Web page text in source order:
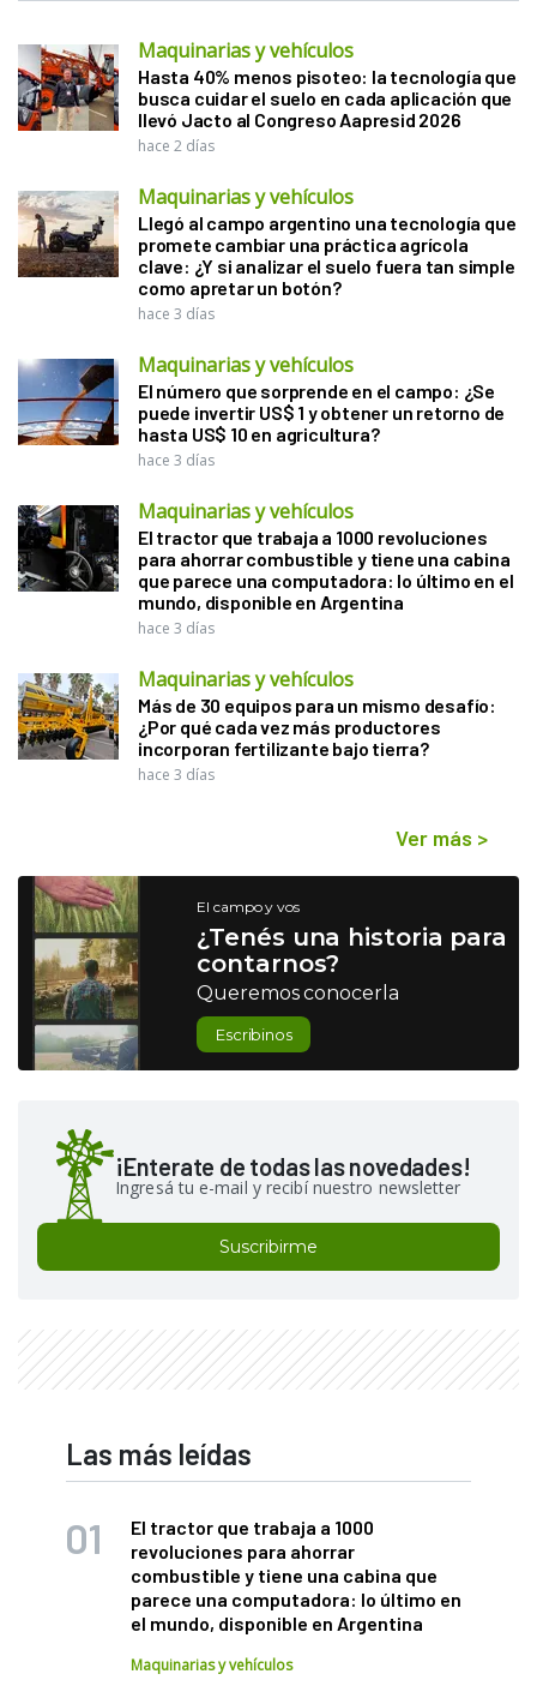
Maquinarias y vehículos
Hasta 40% menos pisoteo: la tecnología que
busca cuidar el suelo en cada aplicación que
llevó Jacto al Congreso Aapresid 2026
hace 2 días
Maquinarias y vehículos
Llegó al campo argentino una tecnología que
promete cambiar una práctica agrícola
clave: ¿Y si analizar el suelo fuera tan simple
como apretar un botón?
hace 3 días
Maquinarias y vehículos
El número que sorprende en el campo: ¿Se
puede invertir US$ 1 y obtener un retorno de
hasta US$ 10 en agricultura?
hace 3 días
Maquinarias y vehículos
El tractor que trabaja a 1000 revoluciones
para ahorrar combustible y tiene una cabina
que parece una computadora: lo último en el
mundo, disponible en Argentina
hace 3 días
Maquinarias y vehículos
Más de 30 equipos para un mismo desafío:
¿Por qué cada vez más productores
incorporan fertilizante bajo tierra?
hace 3 días
Ver más >
El campo y vos
¿Tenés una historia para
contarnos?
Queremos conocerla
Escribinos
¡Enterate de todas las novedades!
Ingresá tu e-mail y recibí nuestro newsletter
Suscribirme
Las más leídas
El tractor que trabaja a 1000
revoluciones para ahorrar
combustible y tiene una cabina que
parece una computadora: lo último en
el mundo, disponible en Argentina
Maquinarias y vehículos